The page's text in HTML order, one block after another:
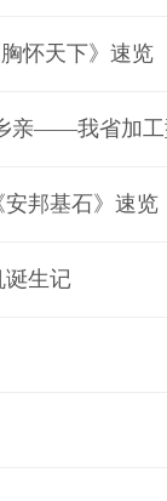
怀天下》速览
亲——我省加
邦基石》速览
生记